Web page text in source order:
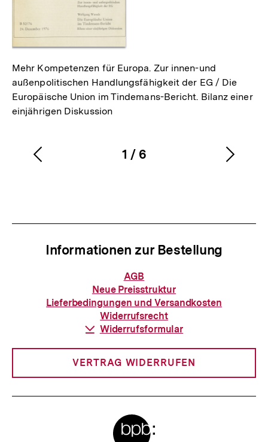
Mehr Kompetenzen für Europa. Zur innen-und
außenpolitischen Handlungsfähigkeit der EG / Die
Europäische Union im Tindemans-Bericht. Bilanz einer
einjährigen Diskussion
Karussellinhalt
1
von
/ 6
Vorherigen
Informationen zur Bestellung
Informationen
zur
Bestellung
AGB
Neue Preisstruktur
Lieferbedingungen und Versandkosten
Widerrufsrecht
Download-
Widerrufsformular
VERTRAG WIDERRUFEN